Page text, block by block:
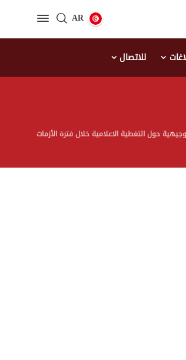
AR
للاتصال
حول التغطية الاعلامية خلال فترة الأزمات